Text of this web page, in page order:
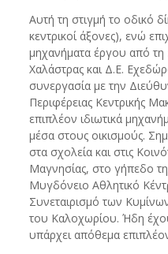
Αυτή τη στιγμή το οδικό
κεντρικοί άξονες), ενώ
μηχανήματα έργου από τη
Χαλάστρας και Δ.Ε.
συνεργασία με την
Περιφέρειας Κεντρικής
επιπλέον ιδιωτικά
μέσα στους οικισμούς.
στα σχολεία και στις
Μαγνησίας, στο γήπεδο
Μυγδόνειο Αθλητικό
Συνεταιρισμό των
του Καλοχωρίου. Ήδη
υπάρχει απόθεμα